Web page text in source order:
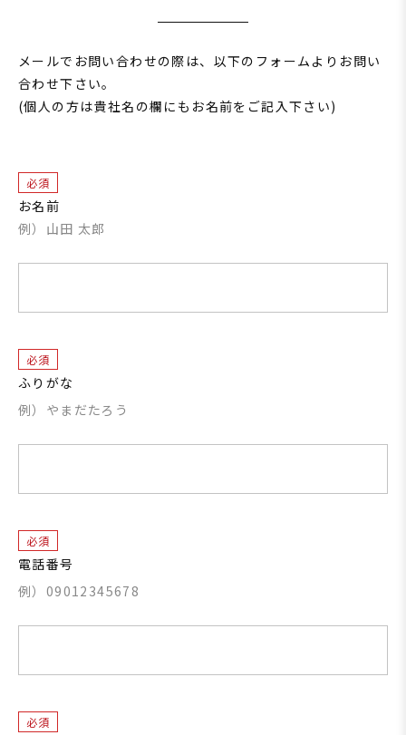
メールでお問い合わせの際は、以下のフォームよりお問い
合わせ下さい。
(個人の方は貴社名の欄にもお名前をご記入下さい)
必須
お名前
例）山田 太郎
必須
ふりがな
例）やまだたろう
必須
電話番号
例）09012345678
必須